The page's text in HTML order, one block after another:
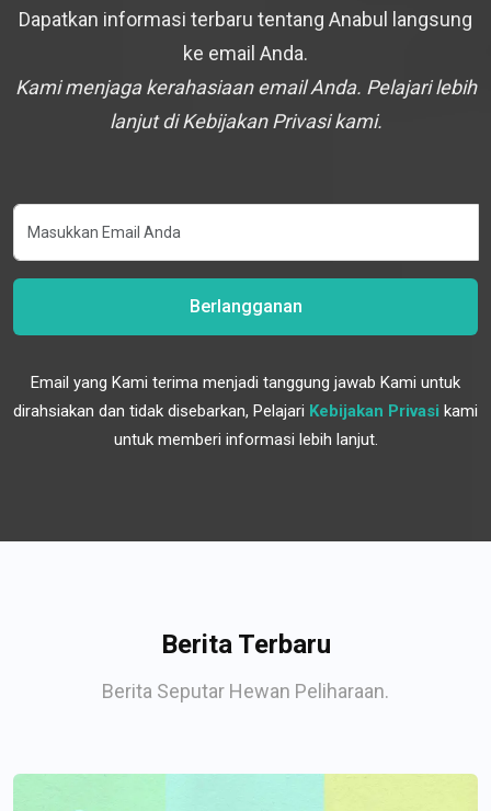
Dapatkan informasi terbaru tentang Anabul langsung
ke email Anda.
Kami menjaga kerahasiaan email Anda. Pelajari lebih
lanjut di Kebijakan Privasi kami.
Berlangganan
Email yang Kami terima menjadi tanggung jawab Kami untuk
dirahsiakan dan tidak disebarkan, Pelajari Kebijakan Privasi kami
untuk memberi informasi lebih lanjut.
Berita Terbaru
Berita Seputar Hewan Peliharaan.